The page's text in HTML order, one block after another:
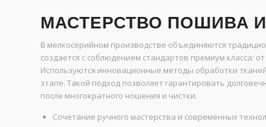
МАСТЕРСТВО ПОШИВА
В мелкосерийном производстве объединяются
создается с соблюдением стандартов премиум класса:
Используются инновационные методы обработки
этапе. Такой подход позволяет гарантировать
после многократного ношения и чистки.
Сочетание ручного мастерства и современных